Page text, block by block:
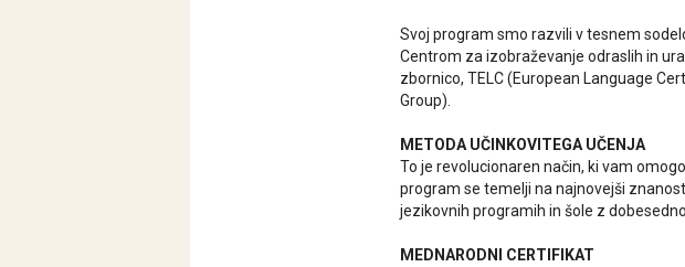
Svoj program smo razvili v tesnem
Centrom za izobraževanje odraslih in
zbornico, TELC (European Language
Group).
METODA UČINKOVITEGA UČENJA
To je revolucionaren način, ki vam
program se temelji na najnovejši
jezikovnih programih in šole z
MEDNARODNI CERTIFIKAT